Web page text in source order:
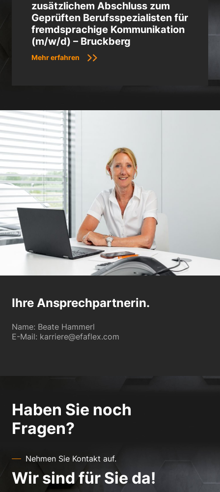
zusätzlichem Abschluss zum
Geprüften Berufsspezialisten für
fremdsprachige Kommunikation
(m/w/d) – Bruckberg
Mehr erfahren
Ihre Ansprechpartnerin.
Name: Beate Hammerl
E-Mail: karriere@efaflex.com
Haben Sie noch
Fragen?
Nehmen Sie Kontakt auf.
Wir sind für Sie da!